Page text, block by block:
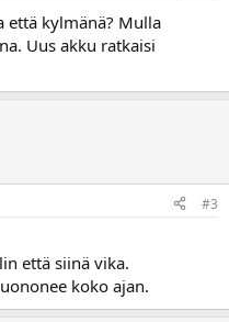
että kylmänä? Mulla
Uus akku ratkaisi
#3
että siinä vika.
koko ajan.